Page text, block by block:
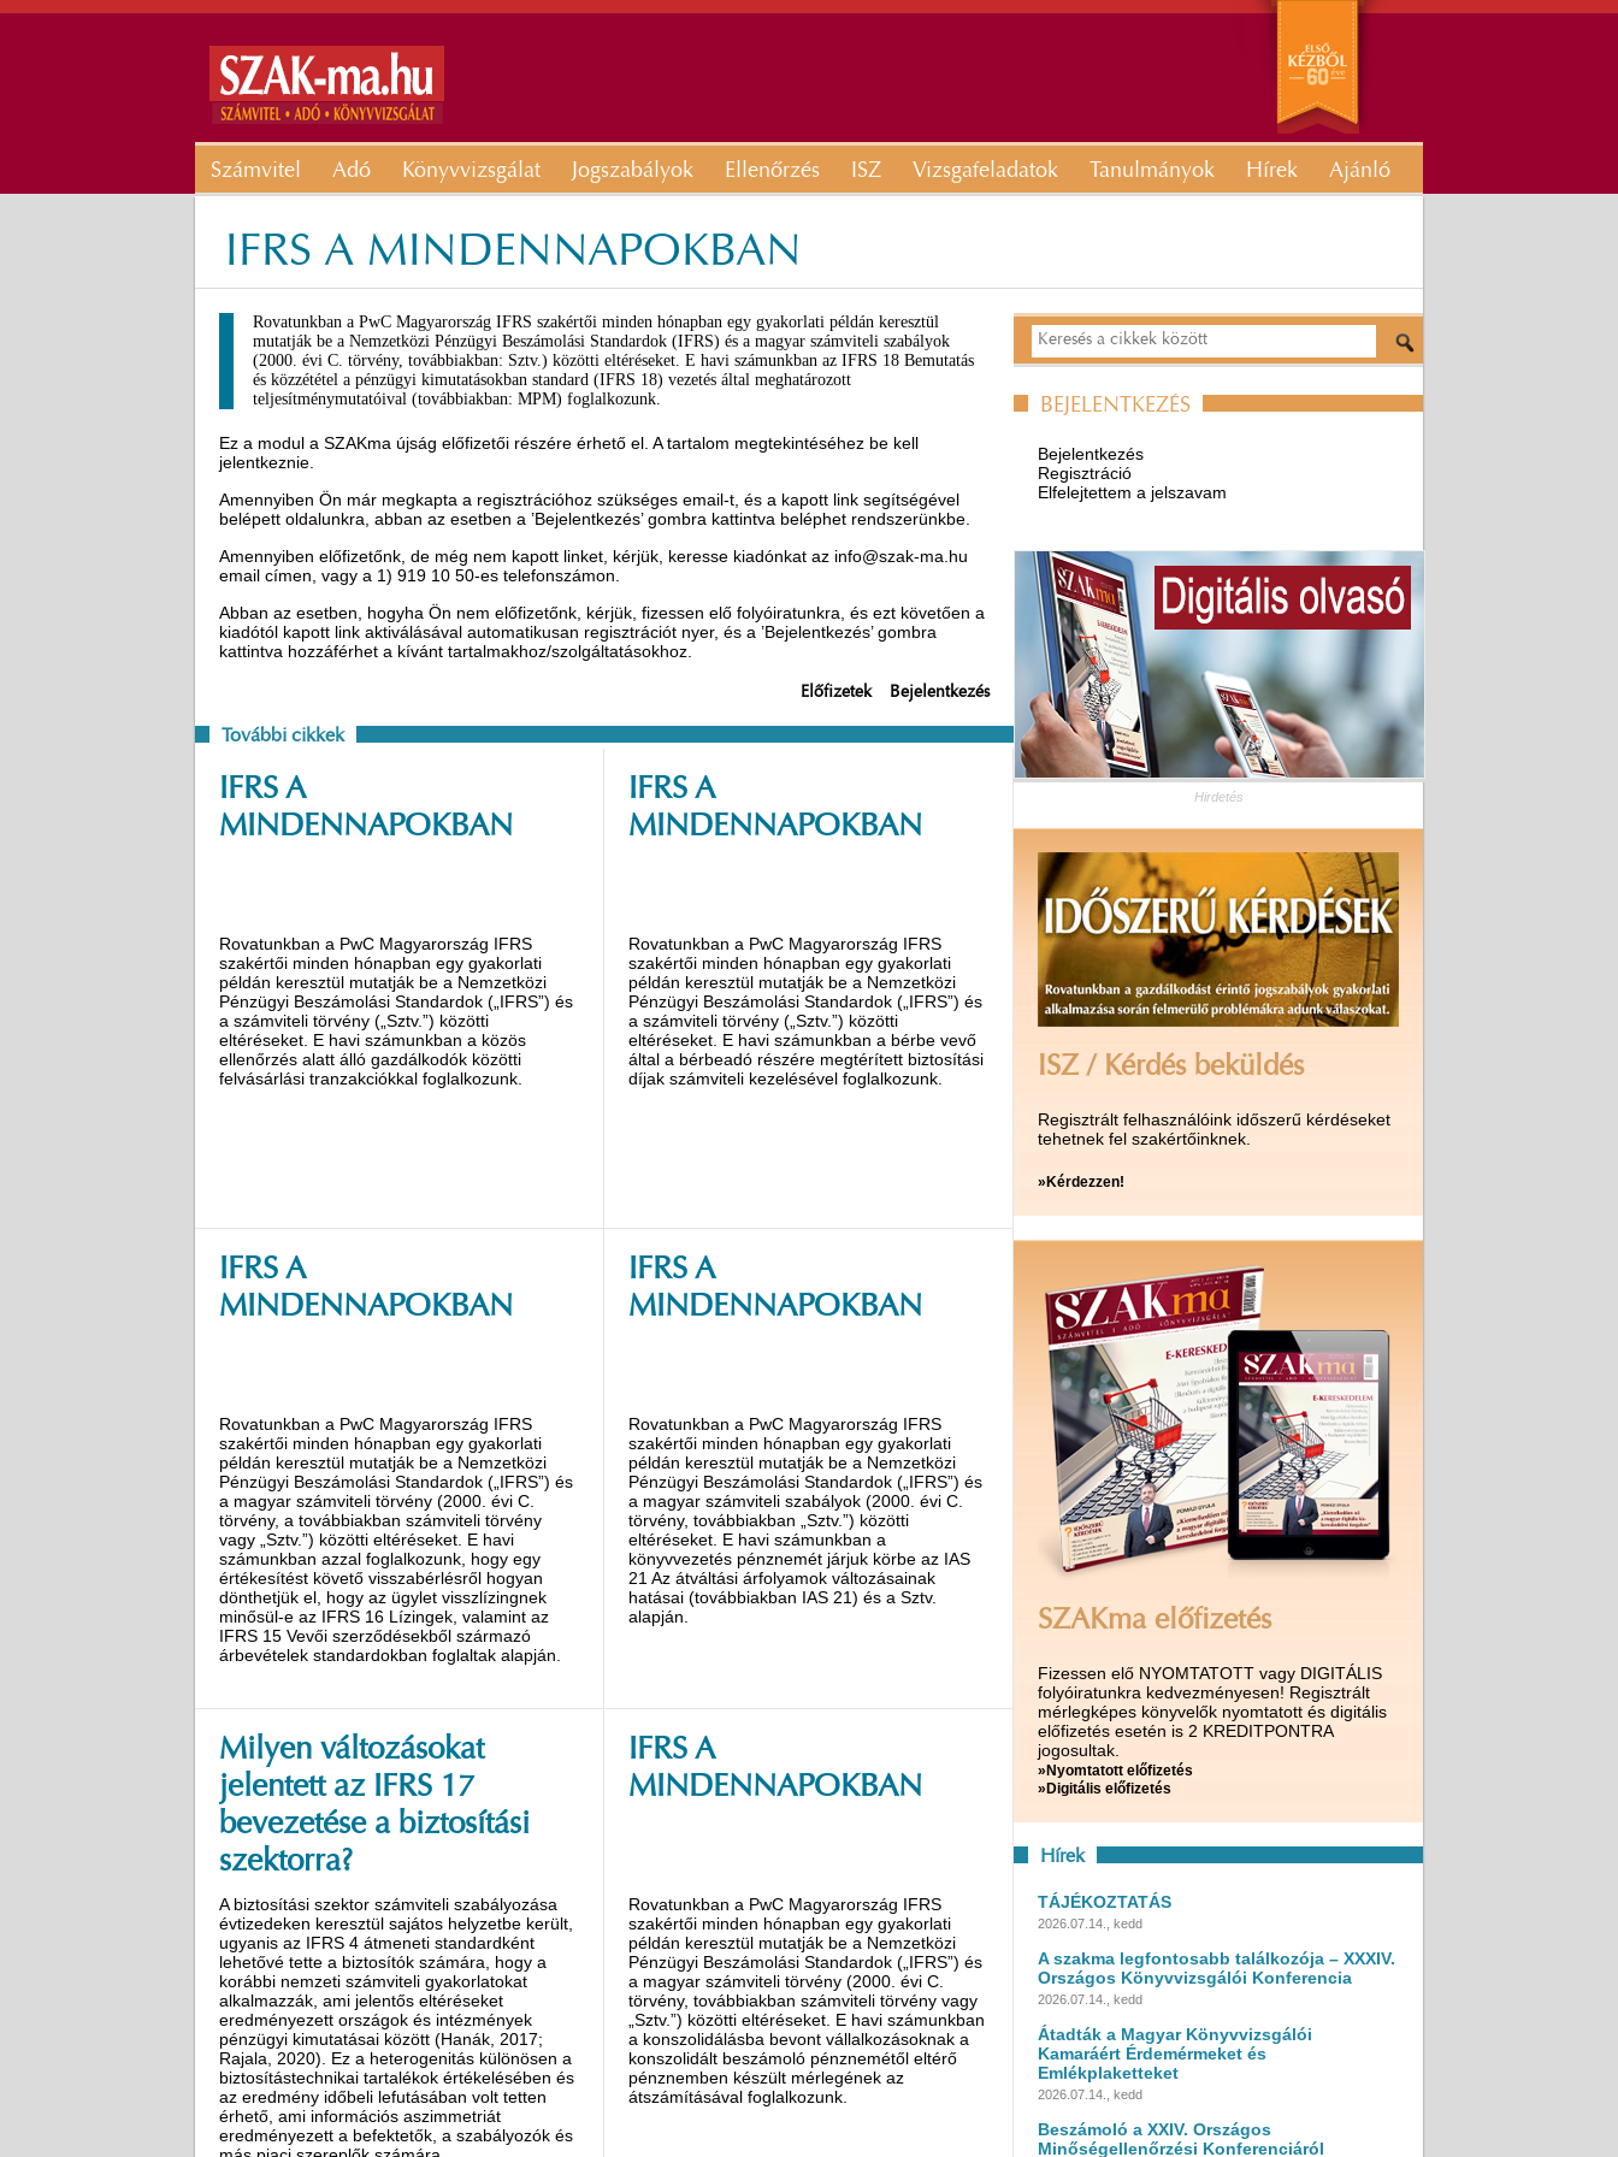
Számvitel Adó Könyvvizsgálat Jogszabályok Ellenőrzés ISZ Vizsgafeladatok Tanulmányok Hírek Ajánló
IFRS A MINDENNAPOKBAN
Rovatunkban a PwC Magyarország IFRS szakértői minden hónapban egy gyakorlati példán keresztül
mutatják be a Nemzetközi Pénzügyi Beszámolási Standardok (IFRS) és a magyar számviteli szabályok
(2000. évi C. törvény, továbbiakban: Sztv.) közötti eltéréseket. E havi számunkban az IFRS 18 Bemutatás
és közzététel a pénzügyi kimutatásokban standard (IFRS 18) vezetés által meghatározott
teljesítménymutatóival (továbbiakban: MPM) foglalkozunk.
Ez a modul a SZAKma újság előfizetői részére érhető el. A tartalom megtekintéséhez be kell
jelentkeznie.
Amennyiben Ön már megkapta a regisztrációhoz szükséges email-t, és a kapott link segítségével
belépett oldalunkra, abban az esetben a ’Bejelentkezés’ gombra kattintva beléphet rendszerünkbe.
Amennyiben előfizetőnk, de még nem kapott linket, kérjük, keresse kiadónkat az info@szak-ma.hu
email címen, vagy a 1) 919 10 50-es telefonszámon.
Abban az esetben, hogyha Ön nem előfizetőnk, kérjük, fizessen elő folyóiratunkra, és ezt követően a
kiadótól kapott link aktiválásával automatikusan regisztrációt nyer, és a ’Bejelentkezés’ gombra
kattintva hozzáférhet a kívánt tartalmakhoz/szolgáltatásokhoz.
Bejelentkezés
Előfizetek
További cikkek
IFRS A
MINDENNAPOKBAN
Rovatunkban a PwC Magyarország IFRS
szakértői minden hónapban egy gyakorlati
példán keresztül mutatják be a Nemzetközi
Pénzügyi Beszámolási Standardok („IFRS”) és
a számviteli törvény („Sztv.”) közötti
eltéréseket. E havi számunkban a közös
ellenőrzés alatt álló gazdálkodók közötti
felvásárlási tranzakciókkal foglalkozunk.
IFRS A
MINDENNAPOKBAN
Rovatunkban a PwC Magyarország IFRS
szakértői minden hónapban egy gyakorlati
példán keresztül mutatják be a Nemzetközi
Pénzügyi Beszámolási Standardok („IFRS”) és
a számviteli törvény („Sztv.”) közötti
eltéréseket. E havi számunkban a bérbe vevő
által a bérbeadó részére megtérített biztosítási
díjak számviteli kezelésével foglalkozunk.
IFRS A
MINDENNAPOKBAN
Rovatunkban a PwC Magyarország IFRS
szakértői minden hónapban egy gyakorlati
példán keresztül mutatják be a Nemzetközi
Pénzügyi Beszámolási Standardok („IFRS”) és
a magyar számviteli törvény (2000. évi C.
törvény, a továbbiakban számviteli törvény
vagy „Sztv.”) közötti eltéréseket. E havi
számunkban azzal foglalkozunk, hogy egy
értékesítést követő visszabérlésről hogyan
dönthetjük el, hogy az ügylet visszlízingnek
minősül-e az IFRS 16 Lízingek, valamint az
IFRS 15 Vevői szerződésekből származó
árbevételek standardokban foglaltak alapján.
IFRS A
MINDENNAPOKBAN
Rovatunkban a PwC Magyarország IFRS
szakértői minden hónapban egy gyakorlati
példán keresztül mutatják be a Nemzetközi
Pénzügyi Beszámolási Standardok („IFRS”) és
a magyar számviteli szabályok (2000. évi C.
törvény, továbbiakban „Sztv.”) közötti
eltéréseket. E havi számunkban a
könyvvezetés pénznemét járjuk körbe az IAS
21 Az átváltási árfolyamok változásainak
hatásai (továbbiakban IAS 21) és a Sztv.
alapján.
Milyen változásokat
jelentett az IFRS 17
bevezetése a biztosítási
szektorra?
A biztosítási szektor számviteli szabályozása
évtizedeken keresztül sajátos helyzetbe került,
ugyanis az IFRS 4 átmeneti standardként
lehetővé tette a biztosítók számára, hogy a
korábbi nemzeti számviteli gyakorlatokat
alkalmazzák, ami jelentős eltéréseket
eredményezett országok és intézmények
pénzügyi kimutatásai között (Hanák, 2017;
Rajala, 2020). Ez a heterogenitás különösen a
biztosítástechnikai tartalékok értékelésében és
az eredmény időbeli lefutásában volt tetten
érhető, ami információs aszimmetriát
eredményezett a befektetők, a szabályozók és
IFRS A
MINDENNAPOKBAN
Rovatunkban a PwC Magyarország IFRS
szakértői minden hónapban egy gyakorlati
példán keresztül mutatják be a Nemzetközi
Pénzügyi Beszámolási Standardok („IFRS”) és
a magyar számviteli törvény (2000. évi C.
törvény, továbbiakban számviteli törvény vagy
„Sztv.”) közötti eltéréseket. E havi számunkban
a konszolidálásba bevont vállalkozásoknak a
konszolidált beszámoló pénznemétől eltérő
pénznemben készült mérlegének az
átszámításával foglalkozunk.
BEJELENTKEZÉS
Bejelentkezés
Regisztráció
Elfelejtettem a jelszavam
Hirdetés
ISZ / Kérdés beküldés
Regisztrált felhasználóink időszerű kérdéseket
tehetnek fel szakértőinknek.
»Kérdezzen!
SZAKma előfizetés
Fizessen elő NYOMTATOTT vagy DIGITÁLIS
folyóiratunkra kedvezményesen! Regisztrált
mérlegképes könyvelők nyomtatott és digitális
előfizetés esetén is 2 KREDITPONTRA
jogosultak.
»Nyomtatott előfizetés
»Digitális előfizetés
Hírek
TÁJÉKOZTATÁS
2026.07.14., kedd
A szakma legfontosabb találkozója – XXXIV.
Országos Könyvvizsgálói Konferencia
2026.07.14., kedd
Átadták a Magyar Könyvvizsgálói
Kamaráért Érdemérmeket és
Emlékplaketteket
2026.07.14., kedd
Beszámoló a XXIV. Országos
Minőségellenőrzési Konferenciáról